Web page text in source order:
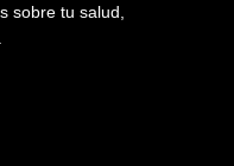
sobre tu salud,